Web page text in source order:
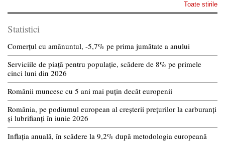
Toate stirile
Statistici
Comerțul cu amănuntul, -5,7% pe prima jumătate a anului
Serviciile de piață pentru populație, scădere de 8% pe primele
cinci luni din 2026
Românii muncesc cu 5 ani mai puțin decât europenii
România, pe podiumul european al creșterii prețurilor la carburanți
și lubrifianți în iunie 2026
Inflația anuală, în scădere la 9,2% după metodologia europeană